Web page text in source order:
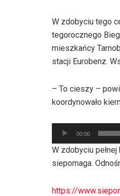
W zdobyciu tego
tegorocznego
mieszkańcy
stacji Eurobenz.
– To cieszy –
koordynowało
Odtwarzacz
plików
dźwiękowych
00:00
W zdobyciu
siepomaga.
https://